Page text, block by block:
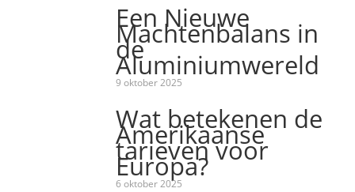
Een Nieuwe
Machtenbalans in
de
Aluminiumwereld
9 oktober 2025
Wat betekenen de
Amerikaanse
tarieven voor
Europa?
6 oktober 2025